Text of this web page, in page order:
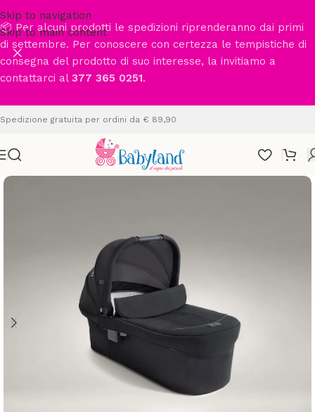
Skip to navigation
Skip to main content
📦 Per alcuni prodotti le spedizioni riprenderanno dai primi
di settembre. Per conoscere con certezza le tempistiche di
consegna del prodotto di suo interesse, la invitiamo a
contattarci al 377 365 0251.
Spedizione gratuita per ordini da € 89,90